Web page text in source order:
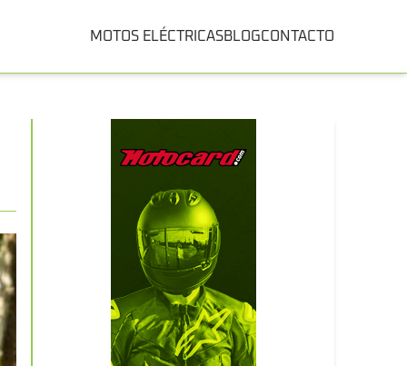
MOTOS ELÉCTRICASBLOGCONTACTO